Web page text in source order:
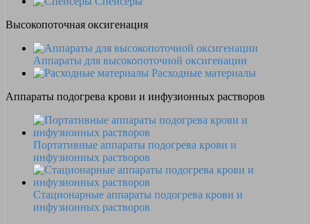
Высокопоточная оксигенация
Аппараты для высокопоточной оксигенации
Расходные материалы
Аппараты подогрева крови и инфузионных растворов
Портативные аппараты подогрева крови и
инфузионных растворов
Стационарные аппараты подогрева крови и
инфузионных растворов